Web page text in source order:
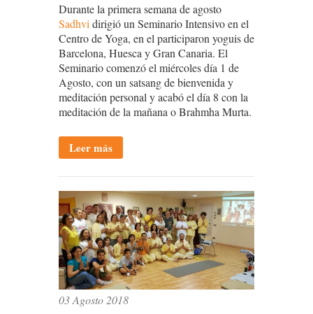
Durante la primera semana de agosto
Sadhvi dirigió un Seminario Intensivo en el
Centro de Yoga, en el participaron yoguis de
Barcelona, Huesca y Gran Canaria. El
Seminario comenzó el miércoles día 1 de
Agosto, con un satsang de bienvenida y
meditación personal y acabó el día 8 con la
meditación de la mañana o Brahmha Murta.
Leer más
03 Agosto 2018